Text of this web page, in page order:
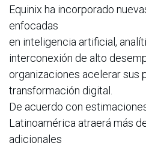
Equinix ha incorporado
enfocadas
en inteligencia artificial,
interconexión de alto
organizaciones acelerar sus
transformación digital.
De acuerdo con
Latinoamérica atraerá más
adicionales